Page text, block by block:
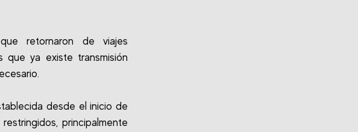
retornaron de viajes
que ya existe transmisión
desde el inicio de
principalmente